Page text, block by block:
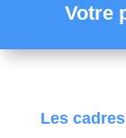
Votre
Les